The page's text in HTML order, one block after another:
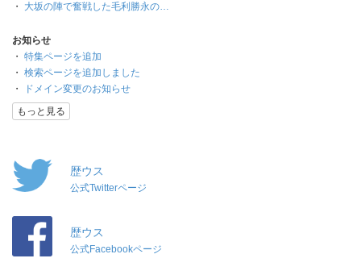
・ 大坂の陣で奮戦した毛利勝永の…
お知らせ
・ 特集ページを追加
・ 検索ページを追加しました
・
ドメイン変更のお知らせ
もっと見る
歴ウス
公式Twitterページ
歴ウス
公式Facebookページ